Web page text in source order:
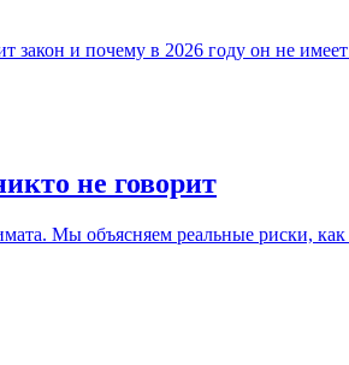
закон и почему в 2026 году он не
не говорит
Мы объясняем реальные риски,